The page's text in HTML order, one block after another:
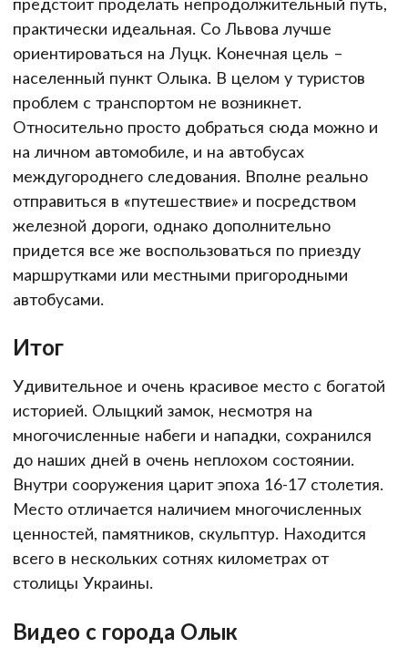
практически идеальная. Со Львова лучше
ориентироваться на Луцк. Конечная цель –
населенный пункт Олыка. В целом у туристов
проблем с транспортом не возникнет.
Относительно просто добраться сюда можно и
на личном автомобиле, и на автобусах
междугороднего следования. Вполне реально
отправиться в «путешествие» и посредством
железной дороги, однако дополнительно
придется все же воспользоваться по приезду
маршрутками или местными пригородными
автобусами.
Итог
Удивительное и очень красивое место с богатой
историей. Олыцкий замок, несмотря на
многочисленные набеги и нападки, сохранился
до наших дней в очень неплохом состоянии.
Внутри сооружения царит эпоха 16-17 столетия.
Место отличается наличием многочисленных
ценностей, памятников, скульптур. Находится
всего в нескольких сотнях километрах от
столицы Украины.
Видео с города Олык